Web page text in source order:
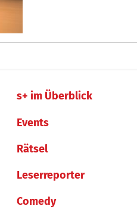
s+ im Überblick
Events
Rätsel
Leserreporter
Comedy